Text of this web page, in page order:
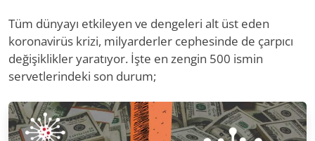
Tüm dünyayı etkileyen ve dengeleri alt üst eden
koronavirüs krizi, milyarderler cephesinde de çarpıcı
değişiklikler yaratıyor. İşte en zengin 500 ismin
servetlerindeki son durum;